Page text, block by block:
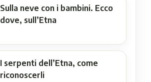
Sulla neve con i bambini. Ecco
dove, sull’Etna
I serpenti dell’Etna, come
riconoscerli